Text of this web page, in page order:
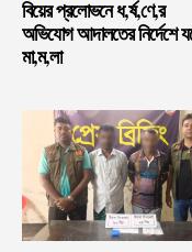
বিয়ের প্রলোভনে ধ,র্ষ,ণে,র
অভিযোগ আদালতের নির্দেশে
মা,ম,লা